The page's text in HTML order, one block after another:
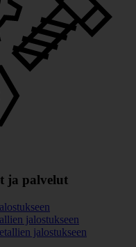
ja palvelut
jalostukseen
jalostukseen